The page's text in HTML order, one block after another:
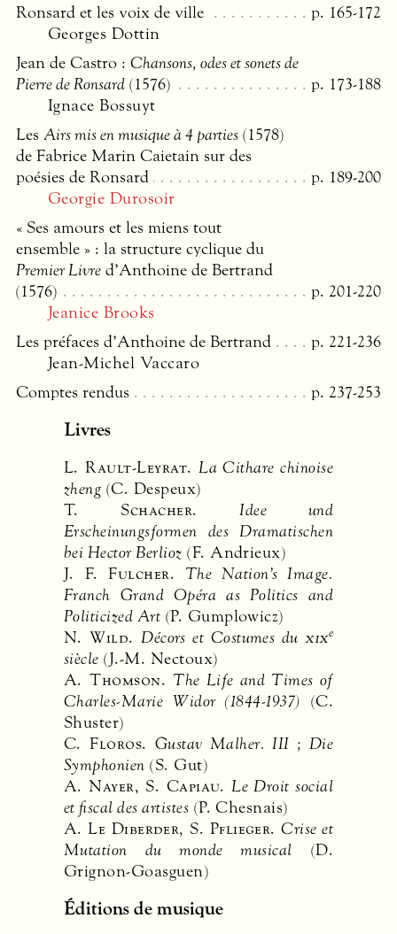
Ronsard et les voix de ville
p. 165-172
Georges Dottin
Jean de Castro : Chansons, odes et sonets de
Pierre de Ronsard (1576)
p. 173-188
Ignace Bossuyt
Les Airs mis en musique à 4 parties (1578)
de Fabrice Marin Caietain sur des
poésies de Ronsard
p. 189-200
Georgie Durosoir
« Ses amours et les miens tout
ensemble » : la structure cyclique du
Premier Livre d’Anthoine de Bertrand
(1576)
p. 201-220
Jeanice Brooks
Les préfaces d’Anthoine de Bertrand
p. 221-236
Jean-Michel Vaccaro
Comptes rendus
p. 237-253
Livres
L.Rault-Leyrat.La Cithare chinoise
zheng (C. Despeux)
T.Schacher.Idee und
Erscheinungsformen des Dramatischen
bei Hector Berlioz (F. Andrieux)
J. F.Fulcher. The Nation’s Image.
Franch Grand Opéra as Politics and
Politicized Art (P. Gumplowicz)
N.Wild.Décors et Costumes duxixe
siècle (J.-M. Nectoux)
A.Thomson.The Life and Times of
Charles-Marie Widor (1844-1937) (C.
Shuster)
C.Floros. Gustav Malher.III ; Die
Symphonien (S. Gut)
A.Nayer, S. Capiau.Le Droit social
et fiscal des artistes (P. Chesnais)
A. Le Diberder, S. Pflieger.Crise et
Mutation du monde musical (D.
Grignon-Goasguen)
Éditions de musique